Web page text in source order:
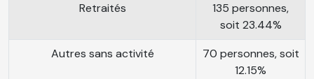
Retraités
135 personnes,
soit 23.44%
Autres sans activité
70 personnes, soit
12.15%